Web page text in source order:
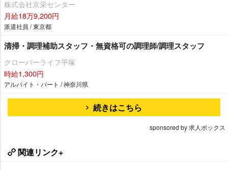
株式会社京栄センター
月給18万9,200円
派遣社員 / 東京都
清掃・調理補助スタッフ・無資格可の調理師/調理スタッフ
クローバーライフ平塚
時給1,300円
アルバイト・パート / 神奈川県
続きはこちら
sponsored by 求人ボックス
関連リンク+